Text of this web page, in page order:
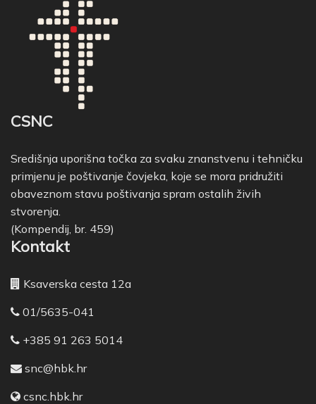
CSNC
Središnja uporišna točka za svaku znanstvenu i tehničku
primjenu je poštivanje čovjeka, koje se mora pridružiti
obaveznom stavu poštivanja spram ostalih živih
stvorenja.
(Kompendij, br. 459)
Kontakt
Ksaverska cesta 12a
01/5635-041
+385 91 263 5014
snc@hbk.hr
csnc.hbk.hr